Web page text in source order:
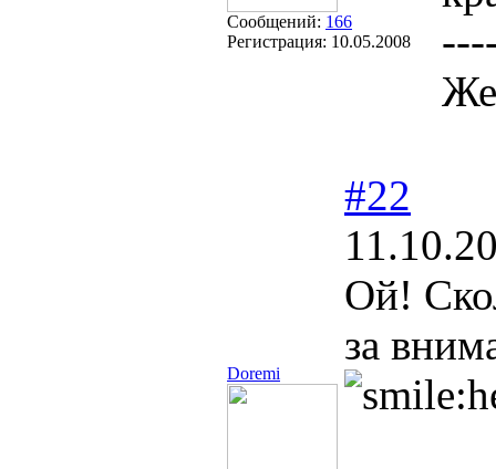
Сообщений: 166
Регистрация: 10.05.2008
Doremi
#22
Ой!
за